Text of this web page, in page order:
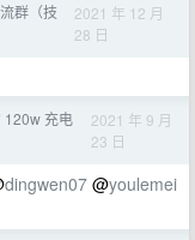
群（技
2021 年 12 月
28 日
120w 充电
2021 年 9 月
23 日
dingwen07 @youlemei